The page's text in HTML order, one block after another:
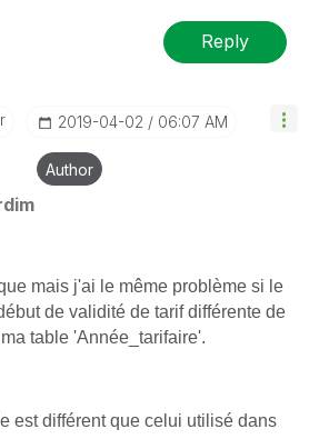
Reply
‎2019-04-02 06:07 AM
Author
mais j'ai le même problème si le
de validité de tarif différente de
table 'Année_tarifaire'.
est différent que celui utilisé dans